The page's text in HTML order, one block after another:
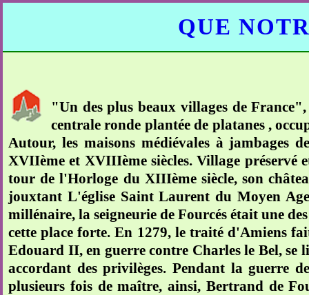
QUE
"Un des plus beaux villages de
centrale ronde plantée de platanes ,
Autour, les maisons médiévales à jambages
XVIIème et XVIIIème siècles. Village préservé
tour de l'Horloge du XIIIème siècle, son
jouxtant L'église Saint Laurent du Moyen
millénaire, la seigneurie de Fourcés était une
cette place forte. En 1279, le traité d'Amiens
Edouard II, en guerre contre Charles le Bel, se
accordant des privilèges. Pendant la guerre
plusieurs fois de maître, ainsi, Bertrand de